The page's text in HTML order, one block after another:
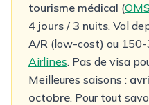
tourisme médical (OMS
4 jours / 3 nuits. Vol
A/R (low-cost) ou 150-
Airlines. Pas de visa
Meilleures saisons :
octobre. Pour tout